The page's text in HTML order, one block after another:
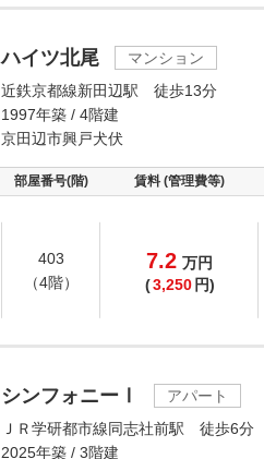
ハイツ北尾
マンション
近鉄京都線新田辺駅 徒歩13分
1997年築 / 4階建
京田辺市興戸犬伏
部屋番号(階) 賃料 (管理費等)
403
（4階）
7.2 万円
(3,250 円)
シンフォニーⅠ
アパート
ＪＲ学研都市線同志社前駅 徒歩6分
2025年築 / 3階建